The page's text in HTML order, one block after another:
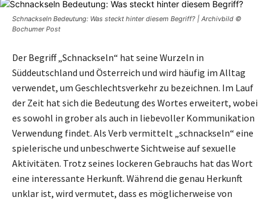
Schnackseln Bedeutung: Was steckt hinter diesem Begriff? | Archivbild ©
Bochumer Post
Der Begriff „Schnackseln“ hat seine Wurzeln in
Süddeutschland und Österreich und wird häufig im Alltag
verwendet, um Geschlechtsverkehr zu bezeichnen. Im Lauf
der Zeit hat sich die Bedeutung des Wortes erweitert, wobei
es sowohl in grober als auch in liebevoller Kommunikation
Verwendung findet. Als Verb vermittelt „schnackseln“ eine
spielerische und unbeschwerte Sichtweise auf sexuelle
Aktivitäten. Trotz seines lockeren Gebrauchs hat das Wort
eine interessante Herkunft. Während die genau Herkunft
unklar ist, wird vermutet, dass es möglicherweise von